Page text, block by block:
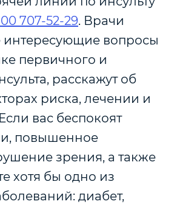
707-52-29. Врачи
интересующие вопросы
первичного и
расскажут об
риска, лечении и
вас беспокоят
повышенное
зрения, а также
хотя бы одно из
диабет,